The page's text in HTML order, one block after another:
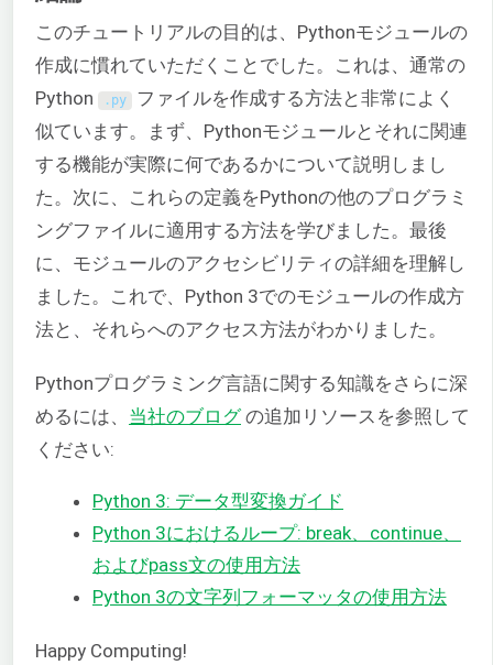
このチュートリアルの目的は、Pythonモジュールの
作成に慣れていただくことでした。これは、通常の
Python
. py ファイルを作成する方法と非常によく
似ています。まず、Pythonモジュールとそれに関連
する機能が実際に何であるかについて説明しまし
た。次に、これらの定義をPythonの他のプログラミ
ングファイルに適用する方法を学びました。最後
に、モジュールのアクセシビリティの詳細を理解し
ました。これで、Python 3でのモジュールの作成方
法と、それらへのアクセス方法がわかりました。
Pythonプログラミング言語に関する知識をさらに深
めるには、 当社のブログの追加リソースを参照して
ください:
Python 3: データ型変換ガイド
Python 3におけるループ: break、continue、
およびpass文の使用方法
Python 3の文字列フォーマッタの使用方法
Happy Computing!